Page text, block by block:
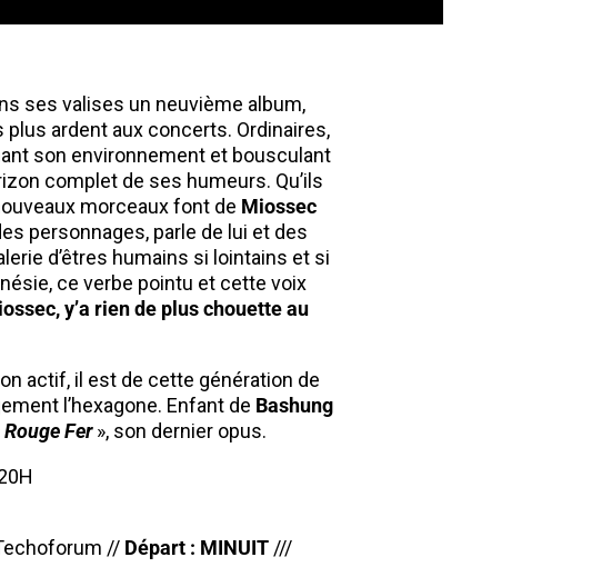
ses valises un neuvième album,
ardent aux concerts. Ordinaires,
son environnement et bousculant
complet de ses humeurs. Qu’ils
morceaux font de Miossec
personnages, parle de lui et des
d’êtres humains si lointains et si
ce verbe pointu et cette voix
y’a rien de plus chouette au
actif, il est de cette génération de
l’hexagone. Enfant de Bashung
Rouge Fer », son dernier opus.
// Départ : MINUIT///